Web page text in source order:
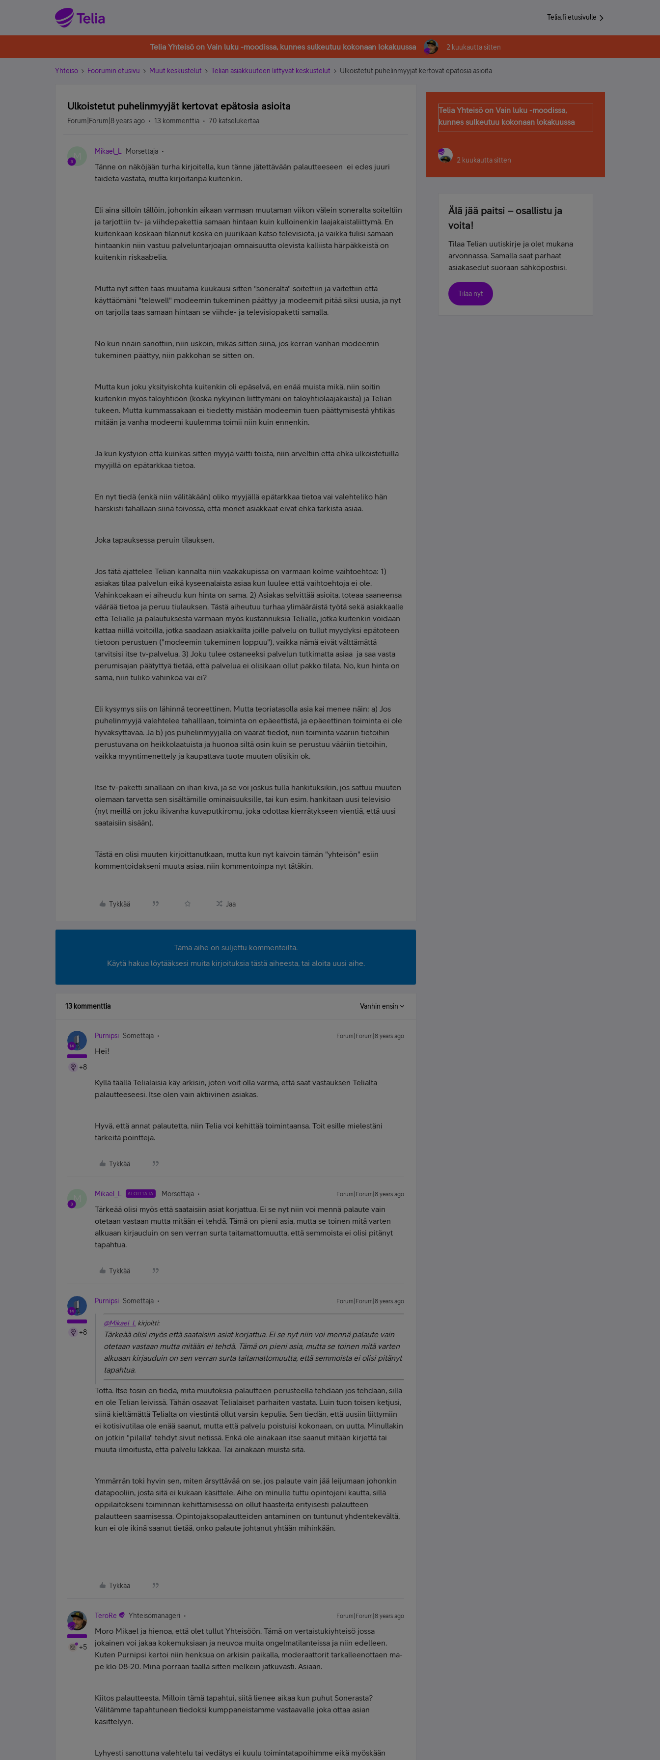
Telia.fi etusivulle
Telia Yhteisö on Vain luku -moodissa, kunnes sulkeutuu kokonaan lokakuussa 2 kuukautta sitten
Yhteisö Foorumin etusivu Muut keskustelut Telian asiakkuuteen liittyvät keskustelut Ulkoistetut puhelinmyyjät kertovat epätosia asioita
Ulkoistetut puhelinmyyjät kertovat epätosia asioita
Forum|Forum|8 years ago 13 kommenttia 70 katselukertaa
M Mikael_L Morsettaja
Tänne on näköjään turha kirjoitella, kun tänne jätettävään palautteeseen ei edes juuri
taideta vastata, mutta kirjoitanpa kuitenkin.
Eli aina silloin tällöin, johonkin aikaan varmaan muutaman viikon välein soneralta soiteltiin
ja tarjottiin tv- ja viihdepakettia samaan hintaan kuin kulloinenkin laajakaistaliittymä. En
kuitenkaan koskaan tilannut koska en juurikaan katso televisiota, ja vaikka tulisi samaan
hintaankin niin vastuu palveluntarjoajan omnaisuutta olevista kalliista härpäkkeistä on
kuitenkin riskaabelia.
Mutta nyt sitten taas muutama kuukausi sitten "soneralta" soitettiin ja väitettiin että
käyttäömäni "telewell" modeemin tukeminen päättyy ja modeemit pitää siksi uusia, ja nyt
on tarjolla taas samaan hintaan se viihde- ja televisiopaketti samalla.
No kun nnäin sanottiin, niin uskoin, mikäs sitten siinä, jos kerran vanhan modeemin
tukeminen päättyy, niin pakkohan se sitten on.
Mutta kun joku yksityiskohta kuitenkin oli epäselvä, en enää muista mikä, niin soitin
kuitenkin myös taloyhtiöön (koska nykyinen liitttymäni on taloyhtiölaajakaista) ja Telian
tukeen. Mutta kummassakaan ei tiedetty mistään modeemin tuen päättymisestä yhtikäs
mitään ja vanha modeemi kuulemma toimii niin kuin ennenkin.
Ja kun kystyion että kuinkas sitten myyjä väitti toista, niin arveltiin että ehkä ulkoistetuilla
myyjillä on epätarkkaa tietoa.
En nyt tiedä (enkä niin välitäkään) oliko myyjällä epätarkkaa tietoa vai valehteliko hän
härskisti tahallaan siinä toivossa, että monet asiakkaat eivät ehkä tarkista asiaa.
Joka tapauksessa peruin tilauksen.
Jos tätä ajattelee Telian kannalta niin vaakakupissa on varmaan kolme vaihtoehtoa: 1)
asiakas tilaa palvelun eikä kyseenalaista asiaa kun luulee että vaihtoehtoja ei ole.
Vahinkoakaan ei aiheudu kun hinta on sama. 2) Asiakas selvittää asioita, toteaa saaneensa
väärää tietoa ja peruu tiulauksen. Tästä aiheutuu turhaa ylimääräistä työtä sekä asiakkaalle
että Telialle ja palautuksesta varmaan myös kustannuksia Telialle, jotka kuitenkin voidaan
kattaa niillä voitoilla, jotka saadaan asiakkailta joille palvelu on tullut myydyksi epätoteen
tietoon perustuen ("modeemin tukeminen loppuu"), vaikka nämä eivät välttämättä
tarvitsisi itse tv-palvelua. 3) Joku tulee ostaneeksi palvelun tutkimatta asiaa ja saa vasta
perumisajan päätyttyä tietää, että palvelua ei olisikaan ollut pakko tilata. No, kun hinta on
sama, niin tuliko vahinkoa vai ei?
Eli kysymys siis on lähinnä teoreettinen. Mutta teoriatasolla asia kai menee näin: a) Jos
puhelinmyyjä valehtelee tahalllaan, toiminta on epäeettistä, ja epäeettinen toiminta ei ole
hyväksyttävää. Ja b) jos puhelinmyyjällä on väärät tiedot, niin toiminta vääriin tietoihin
perustuvana on heikkolaatuista ja huonoa siltä osin kuin se perustuu vääriin tietoihin,
vaikka myyntimenettely ja kaupattava tuote muuten olisikin ok.
Itse tv-paketti sinällään on ihan kiva, ja se voi joskus tulla hankituksikin, jos sattuu muuten
olemaan tarvetta sen sisältämille ominaisuuksille, tai kun esim. hankitaan uusi televisio
(nyt meillä on joku ikivanha kuvaputkiromu, joka odottaa kierrätykseen vientiä, että uusi
saataisiin sisään).
Tästä en olisi muuten kirjoittanutkaan, mutta kun nyt kaivoin tämän "yhteisön" esiin
kommentoidakseni muuta asiaa, niin kommentoinpa nyt tätäkin.
Tykkää Jaa
Tämä aihe on suljettu kommenteilta.
Käytä hakua löytääksesi muita kirjoituksia tästä aiheesta, tai aloita uusi aihe.
13 kommenttia Vanhin ensin
+8
Purnipsi Somettaja Forum|Forum|8 years ago
Hei!
Kyllä täällä Telialaisia käy arkisin, joten voit olla varma, että saat vastauksen Telialta
palautteeseesi. Itse olen vain aktiivinen asiakas.
Hyvä, että annat palautetta, niin Telia voi kehittää toimintaansa. Toit esille mielestäni
tärkeitä pointteja.
Tykkää
M Mikael_L ALOITTAJA Morsettaja Forum|Forum|8 years ago
Tärkeää olisi myös että saataisiin asiat korjattua. Ei se nyt niin voi mennä palaute vain
otetaan vastaan mutta mitään ei tehdä. Tämä on pieni asia, mutta se toinen mitä varten
alkuaan kirjauduin on sen verran surta taitamattomuutta, että semmoista ei olisi pitänyt
tapahtua.
Tykkää
+8
Purnipsi Somettaja Forum|Forum|8 years ago
@Mikael_L kirjoitti:
Tärkeää olisi myös että saataisiin asiat korjattua. Ei se nyt niin voi mennä palaute vain
otetaan vastaan mutta mitään ei tehdä. Tämä on pieni asia, mutta se toinen mitä varten
alkuaan kirjauduin on sen verran surta taitamattomuutta, että semmoista ei olisi pitänyt
tapahtua.
Totta. Itse tosin en tiedä, mitä muutoksia palautteen perusteella tehdään jos tehdään, sillä
en ole Telian leivissä. Tähän osaavat Telialaiset parhaiten vastata. Luin tuon toisen ketjusi,
siinä kieltämättä Telialta on viestintä ollut varsin kepulia. Sen tiedän, että uusiin liittymiin
ei kotisivutilaa ole enää saanut, mutta että palvelu poistuisi kokonaan, on uutta. Minullakin
on jotkin "pilalla" tehdyt sivut netissä. Enkä ole ainakaan itse saanut mitään kirjettä tai
muuta ilmoitusta, että palvelu lakkaa. Tai ainakaan muista sitä.
Ymmärrän toki hyvin sen, miten ärsyttävää on se, jos palaute vain jää leijumaan johonkin
datapooliin, josta sitä ei kukaan käsittele. Aihe on minulle tuttu opintojeni kautta, sillä
oppilaitokseni toiminnan kehittämisessä on ollut haasteita erityisesti palautteen
palautteen saamisessa. Opintojaksopalautteiden antaminen on tuntunut yhdentekevältä,
kun ei ole ikinä saanut tietää, onko palaute johtanut yhtään mihinkään.
Tykkää
+5
TeroRe Yhteisömanageri Forum|Forum|8 years ago
Moro Mikael ja hienoa, että olet tullut Yhteisöön. Tämä on vertaistukiyhteisö jossa
jokainen voi jakaa kokemuksiaan ja neuvoa muita ongelmatilanteissa ja niin edelleen.
Kuten Purnipsi kertoi niin henksua on arkisin paikalla, moderaattorit tarkalleenottaen ma-
pe klo 08-20. Minä pörrään täällä sitten melkein jatkuvasti. Asiaan.
Kiitos palautteesta. Milloin tämä tapahtui, siitä lienee aikaa kun puhut Sonerasta?
Välitämme tapahtuneen tiedoksi kumppaneistamme vastaavalle joka ottaa asian
käsittelyyn.
Lyhyesti sanottuna valehtelu tai vedätys ei kuulu toimintatapoihimme eikä myöskään
Telia Yhteisö on Vain luku -moodissa,
kunnes sulkeutuu kokonaan lokakuussa
2 kuukautta sitten
Älä jää paitsi – osallistu ja
voita!
Tilaa Telian uutiskirje ja olet mukana
arvonnassa. Samalla saat parhaat
asiakasedut suoraan sähköpostiisi.
Tilaa nyt